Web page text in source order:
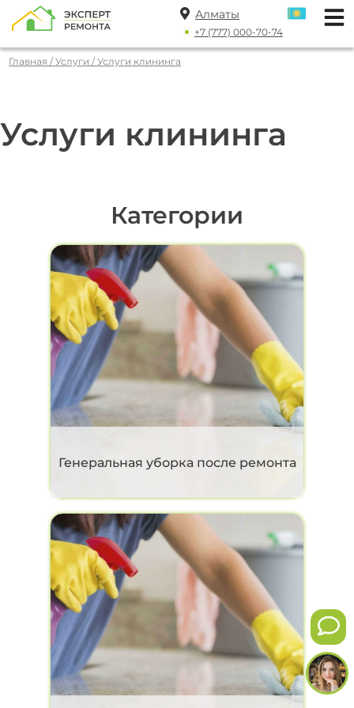
Алматы
+7 (777) 000-70-74
Главная /Услуги /Услуги клининга
Услуги клининга
Категории
Генеральная уборка после ремонта